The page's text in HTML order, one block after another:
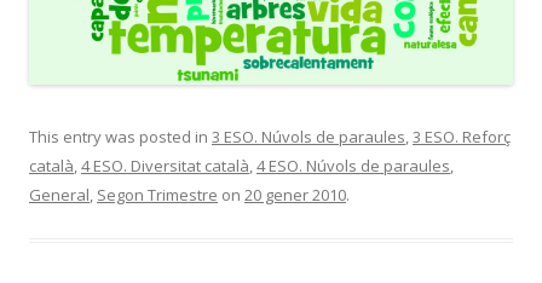
This entry was posted in 3 ESO. Núvols de paraules 3 ESO. Reforç
català 4 ESO. Diversitat català 4 ESO. Núvols de paraules
General Segon Trimestre on 20 gener 2010.